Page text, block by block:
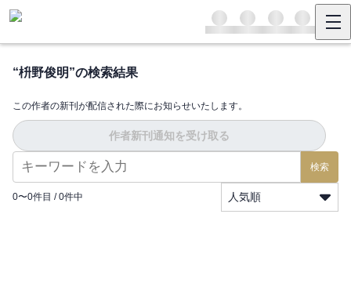
“枡野俊明”の検索結果
この作者の新刊が配信された際にお知らせいたします。
作者新刊通知を受け取る
検索
0〜0件目 / 0件中 人気順